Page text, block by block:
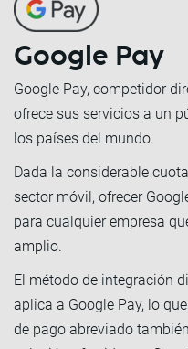
Google Pay
Google Pay, competidor
ofrece sus servicios a un
los países del mundo.
Dada la considerable
sector móvil, ofrecer
para cualquier empresa
amplio.
El método de integración
aplica a Google Pay, lo
de pago abreviado